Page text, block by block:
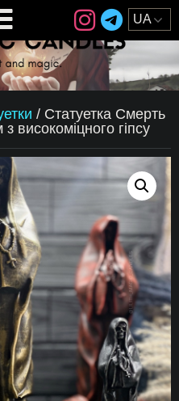
/ Статуетка Смерть
високоміцного гіпсу